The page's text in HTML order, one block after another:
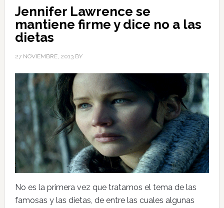
Jennifer Lawrence se
mantiene firme y dice no a las
dietas
27 NOVIEMBRE, 2013BY
No es la primera vez que tratamos el tema de las
famosas y las dietas, de entre las cuales algunas